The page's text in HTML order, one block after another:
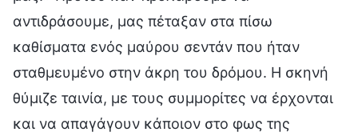
αντιδράσουμε, μας πέταξαν στα πίσω
καθίσματα ενός μαύρου σεντάν που ήταν
σταθμευμένο στην άκρη του δρόμου. Η σκηνή
θύμιζε ταινία, με τους συμμορίτες να έρχονται
και να απαγάγουν κάποιον στο φως της